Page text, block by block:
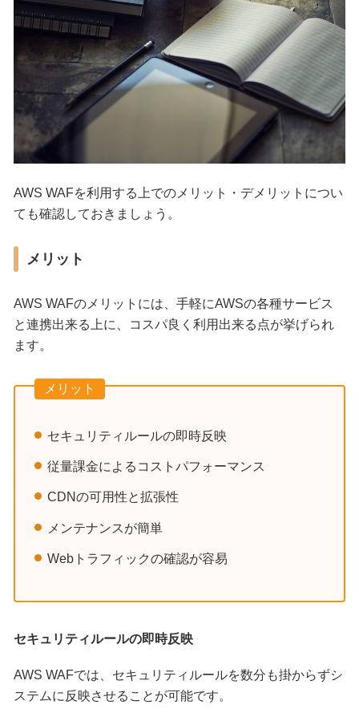
AWS WAFを利用する上でのメリット・デメリットについ
ても確認しておきましょう。
メリット
AWS WAFのメリットには、手軽にAWSの各種サービス
と連携出来る上に、コスパ良く利用出来る点が挙げられ
ます。
メリット
セキュリティルールの即時反映
従量課金によるコストパフォーマンス
CDNの可用性と拡張性
メンテナンスが簡単
Webトラフィックの確認が容易
セキュリティルールの即時反映
AWS WAFでは、セキュリティルールを数分も掛からずシ
ステムに反映させることが可能です。